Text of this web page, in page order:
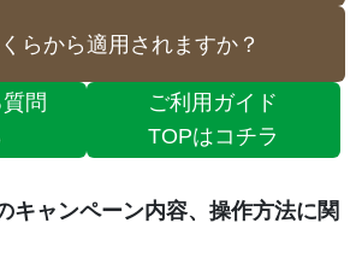
らから適用されますか？
問
ご利用ガイド
TOPはコチラ
キャンペーン内容、操作方法に関